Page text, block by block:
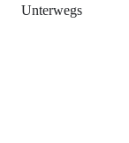
Unterwegs